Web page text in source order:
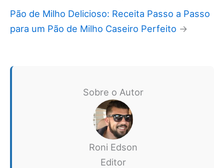
Pão de Milho Delicioso: Receita Passo a Passo
para um Pão de Milho Caseiro Perfeito →
Sobre o Autor
Roni Edson
Editor